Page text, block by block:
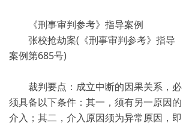
《刑事审判参考》指导案例
张校抢劫案(《刑事审判参考》指导
案例第685号)
裁判要点：成立中断的因果关系，必
须具备以下条件：其一，须有另一原因的
介入；其二，介入原因须为异常原因，即